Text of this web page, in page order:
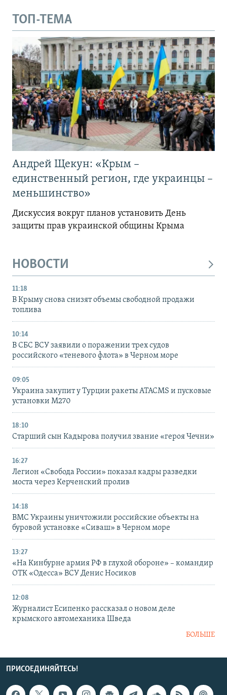
ТОП-ТЕМА
Андрей Щекун: «Крым –
единственный регион, где украинцы –
меньшинство»
Дискуссия вокруг планов установить День
защиты прав украинской общины Крыма
НОВОСТИ
11:18
В Крыму снова снизят объемы свободной продажи
топлива
10:14
В СБС ВСУ заявили о поражении трех судов
российского «теневого флота» в Черном море
09:05
Украина закупит у Турции ракеты ATACMS и пусковые
установки M270
18:10
Старший сын Кадырова получил звание «героя Чечни»
16:27
Легион «Свобода России» показал кадры разведки
моста через Керченский пролив
14:18
ВМС Украины уничтожили российские объекты на
буровой установке «Сиваш» в Черном море
13:27
«На Кинбурне армия РФ в глухой обороне» – командир
ОТК «Одесса» ВСУ Денис Носиков
12:08
Журналист Есипенко рассказал о новом деле
крымского автомеханика Шведа
БОЛЬШЕ
ПРИСОЕДИНЯЙТЕСЬ!